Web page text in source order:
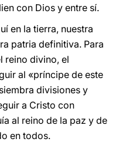
con Dios y entre sí.
en la tierra, nuestra
patria definitiva. Para
reino divino, el
al «príncipe de este
siembra divisiones y
a Cristo con
al reino de la paz y de
en todos.